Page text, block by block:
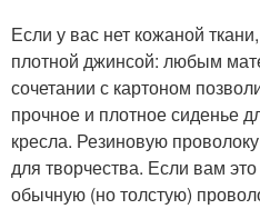
Если у вас нет кожаной
плотной джинсой: любым
сочетании с картоном
прочное и плотное сиденье
кресла. Резиновую
для творчества. Если вам
обычную (но толстую)